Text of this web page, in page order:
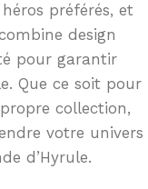
préférés, et
design
pour garantir
Que ce soit pour
collection,
votre univers
d’Hyrule.